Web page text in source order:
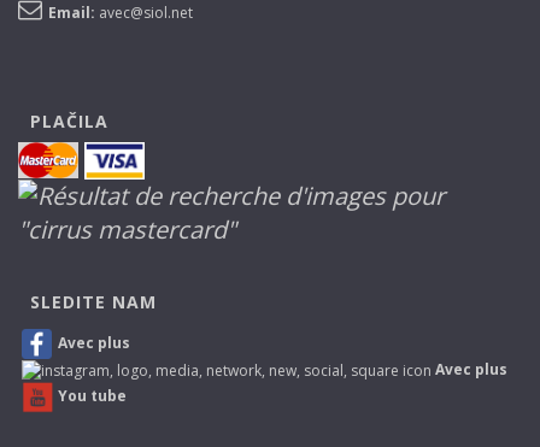
Email: avec@siol.net
PLAČILA
SLEDITE NAM
Avec plus
Avec plus
You tube